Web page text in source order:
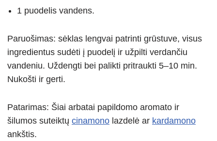
1 puodelis vandens.
Paruošimas: sėklas lengvai patrinti grūstuve, visus
ingredientus sudėti į puodelį ir užpilti verdančiu
vandeniu. Uždengti bei palikti pritraukti 5–10 min.
Nukošti ir gerti.
Patarimas: Šiai arbatai papildomo aromato ir
šilumos suteiktų cinamono lazdelė ar kardamono
ankštis.